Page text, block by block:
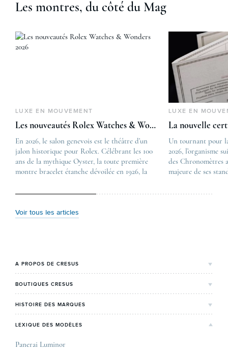
Les montres, du côté du Mag
Voir tous les articles
LUXE EN MOUVEMENT
Les nouveautés Rolex Watches & Wonders 2026
En 2026, le salon genevois est le théâtre d’un
jalon historique pour Rolex. Célébrant les 100
ans de la mythique Oyster, la toute première
montre bracelet étanche dévoilée en 1926, la
commémorative alliant héritage patrimonial et
métallurgique à la réinterprétation esthétique
The post
Les nouveautés
first appeared on
Lovetime
LUXE EN
La nouvelle
Un tournant pour
2026, l’organisme
des Chronomètres
majeure de ses
Chronometer”,
A PROPOS DE CRESUS
L'Histoire de Cresus
Notre expertise
On parle de nous
Carrières
BOUTIQUES CRESUS
Lyon
HISTOIRE DES MARQUES
Rolex
LEXIQUE DES MODÈLES
Panerai Luminor